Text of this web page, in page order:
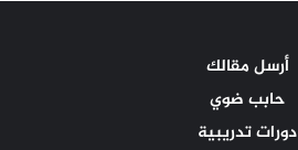
أرسل مقالك
حابب ضوي
دورات تدريبية